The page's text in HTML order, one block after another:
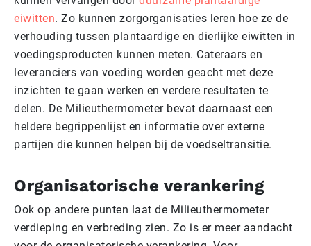
eiwitten. Zo kunnen zorgorganisaties leren hoe ze de
verhouding tussen plantaardige en dierlijke eiwitten in
voedingsproducten kunnen meten. Cateraars en
leveranciers van voeding worden geacht met deze
inzichten te gaan werken en verdere resultaten te
delen. De Milieuthermometer bevat daarnaast een
heldere begrippenlijst en informatie over externe
partijen die kunnen helpen bij de voedseltransitie.
Organisatorische verankering
Ook op andere punten laat de Milieuthermometer
verdieping en verbreding zien. Zo is er meer aandacht